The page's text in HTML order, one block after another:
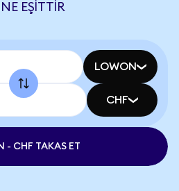
EŞITTIR
LOWON
CHF
- CHF TAKAS ET